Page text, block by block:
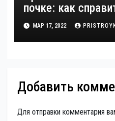
почке: как
МАР 17, 2022
Добавить
Для отправки комментария